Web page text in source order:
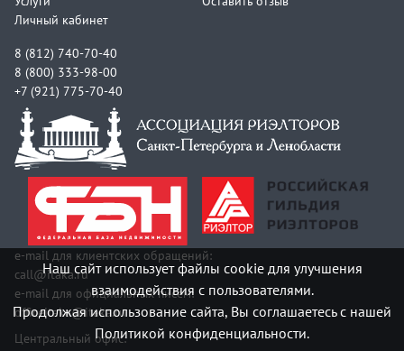
Личный кабинет
8 (812) 740-70-40
8 (800) 333-98-00
+7 (921) 775-70-40
e-mail для клиентских обращений:
call@itaka.ru
e-mail для официальных писем:
officeitaka@itaka.ru
Центральный офис:
Наш сайт использует файлы cookie для улучшения
взаимодействия с пользователями.
Продолжая использование сайта, Вы соглашаетесь с нашей
Политикой конфиденциальности.